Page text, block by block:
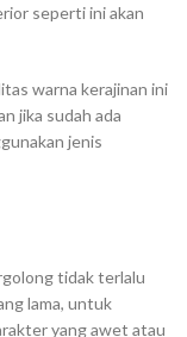
seperti ini akan
warna kerajinan ini
jika sudah ada
jenis
tidak terlalu
lama, untuk
yang awet atau